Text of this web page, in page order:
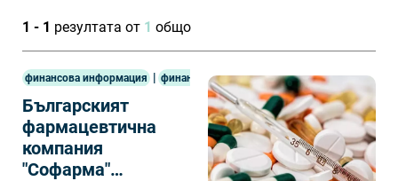
1 - 1 резултата от 1 общо
финансова информация | финанси
Българският
фармацевтична
компания
"Софарма"